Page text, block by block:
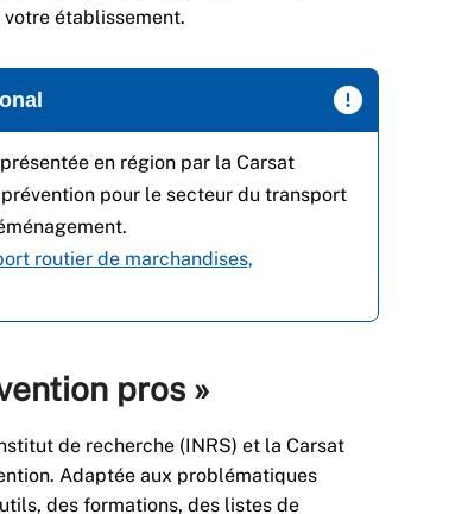
établissement.
en région par la Carsat
pour le secteur du transport
routier de marchandises,
pros »
de recherche (INRS) et la Carsat
Adaptée aux problématiques
des formations, des listes de